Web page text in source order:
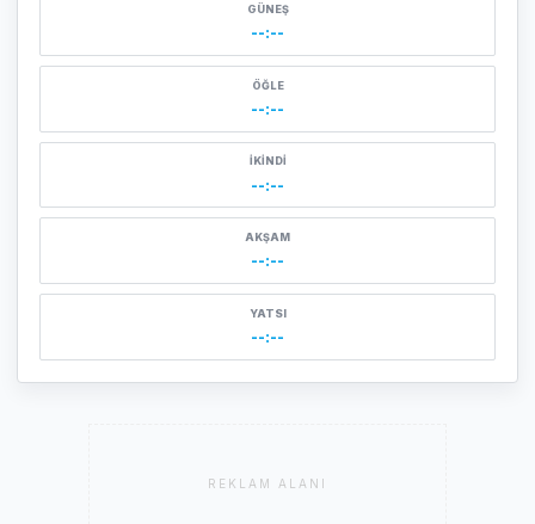
GÜNEŞ
--:--
ÖĞLE
--:--
İKINDI
--:--
AKŞAM
--:--
YATSI
--:--
REKLAM ALANI